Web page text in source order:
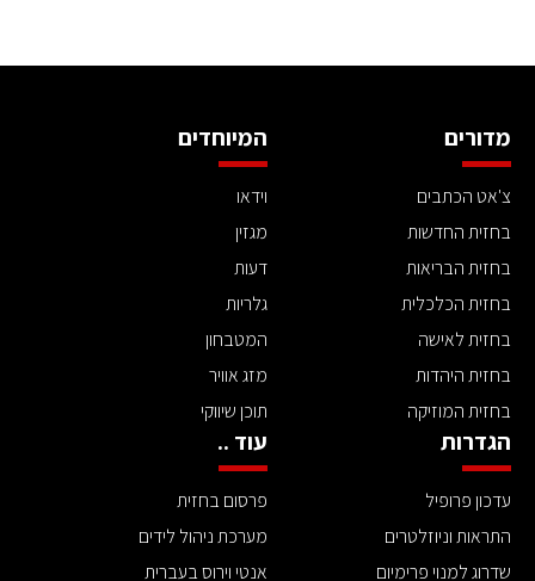
מדורים
צ'אט הכתבים
בחזית החדשות
בחזית הבריאות
בחזית הכלכלית
בחזית לאישה
בחזית היהדות
בחזית המוזיקה
המיוחדים
וידאו
מגזין
דעות
גלריות
המטבחון
מזג אוויר
תוכן שיווקי
הגדרות
עדכון פרופיל
התראות וניוזלטרים
שדרוג למנוי פרימיום
עוד ..
פרסום בחזית
מערכת ניהול לידים
אנטי וירוס בעברית